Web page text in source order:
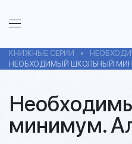
КНИЖНЫЕ СЕРИИ
НЕОБХОДИМЫЙ ШКОЛЬНЫЙ
минимум.